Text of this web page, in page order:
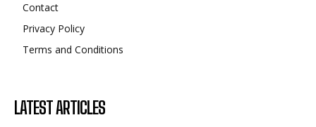
Contact
Privacy Policy
Terms and Conditions
LATEST ARTICLES